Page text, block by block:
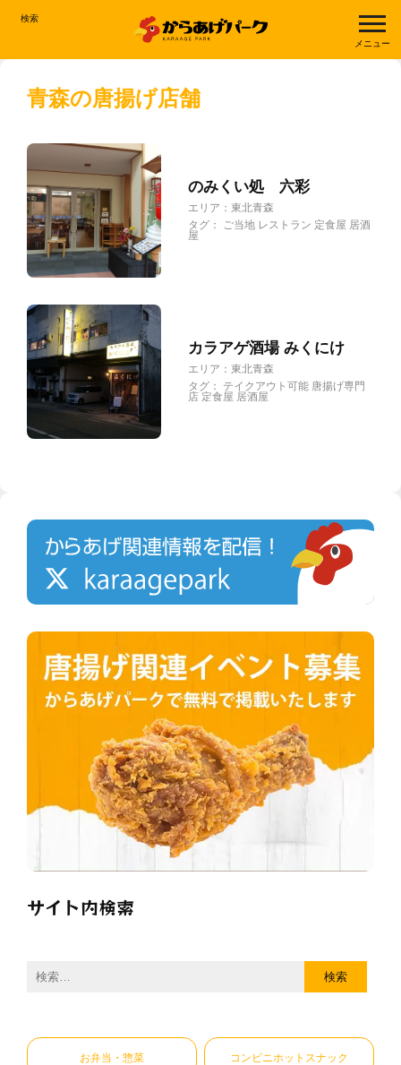
検索
メニュー
青森の唐揚げ店舗
のみくい処 六彩
エリア： 東北青森
タグ：
ご当地 レストラン 定食屋 居酒
屋
カラアゲ酒場 みくにけ
エリア： 東北青森
タグ： テイクアウト可能 唐揚げ専門
店定食屋 居酒屋
サイト内検索
検
お弁当・惣菜 コンビニホットスナック